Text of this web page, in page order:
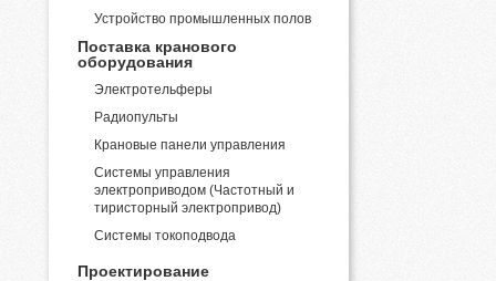
Устройство промышленных полов
Поставка кранового
оборудования
Электротельферы
Радиопульты
Крановые панели управления
Системы управления
электроприводом (Частотный и
тиристорный электропривод)
Системы токоподвода
Проектирование